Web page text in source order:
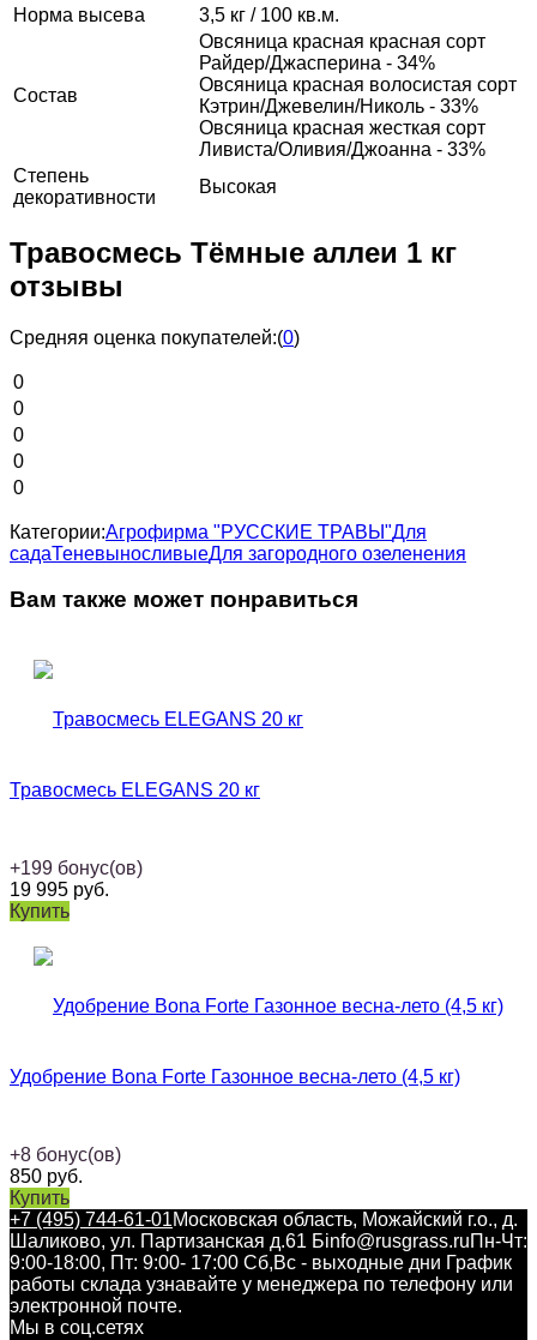
Норма высева
3,5 кг / 100 кв.м.
Состав
Овсяница красная красная сорт
Райдер/Джасперина - 34%
Овсяница красная волосистая сорт
Кэтрин/Джевелин/Николь - 33%
Овсяница красная жесткая сорт
Ливиста/Оливия/Джоанна - 33%
Степень
декоративности
Высокая
Травосмесь Тёмные аллеи 1 кг
отзывы
Средняя оценка покупателей:(0)
0
0
0
0
0
Категории:Агрофирма "РУССКИЕ ТРАВЫ"Для
садаТеневыносливыеДля загородного озеленения
Вам также может понравиться
Травосмесь ELEGANS 20 кг
+199 бонус(ов)
19 995 руб.
Купить
Удобрение Bona Forte Газонное весна-лето (4,5 кг)
+8 бонус(ов)
850 руб.
Купить
+7 (495) 744-61-01Московская область, Можайский г.о., д.
Шаликово, ул. Партизанская д.61 Бinfo@rusgrass.ruПн-Чт:
9:00-18:00, Пт: 9:00- 17:00 Сб,Вс - выходные дни График
работы склада узнавайте у менеджера по телефону или
электронной почте.
Мы в соц.сетях